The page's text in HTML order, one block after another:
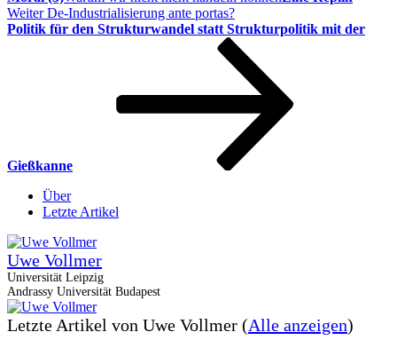
Nächster
Beitrag
Weiter De-Industrialisierung ante portas?
Politik für den Strukturwandel statt Strukturpolitik mit der
Gießkanne
Über
Letzte Artikel
Uwe Vollmer
Universität Leipzig
Andrassy Universität Budapest
Letzte Artikel von Uwe Vollmer (Alle anzeigen)